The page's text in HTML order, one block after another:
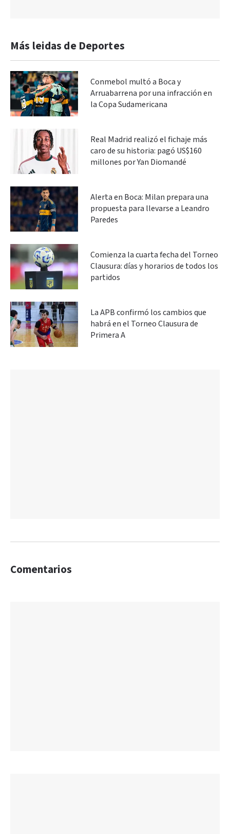
Más leidas de Deportes
Conmebol multó a Boca y
Arruabarrena por una infracción en
la Copa Sudamericana
Real Madrid realizó el fichaje más
caro de su historia: pagó US$160
millones por Yan Diomandé
Alerta en Boca: Milan prepara una
propuesta para llevarse a Leandro
Paredes
Comienza la cuarta fecha del Torneo
Clausura: días y horarios de todos los
partidos
La APB confirmó los cambios que
habrá en el Torneo Clausura de
Primera A
Comentarios